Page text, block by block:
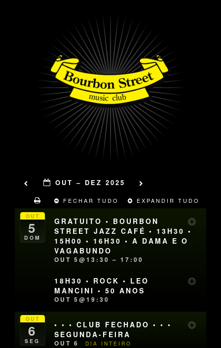
OUT – DEZ 2025
FECHAR TUDO EXPANDIR TUDO
OUT
5
DOM
GRATUITO • BOURBON
STREET JAZZ CAFÉ • 13H30 •
15H00 • 16H30 • A DAMA E O
VAGABUNDO
OUT 5@13:30 – 17:00
18H30 • ROCK • LEO
MANCINI • 50 ANOS
OUT 5@19:30
OUT
6
SEG
• • • CLUB FECHADO • • •
SEGUNDA-FEIRA
OUT 6 DIA INTEIRO